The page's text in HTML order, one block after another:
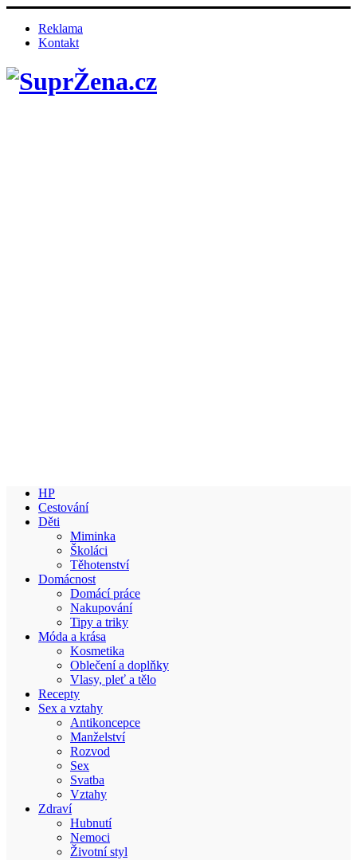
Reklama
Kontakt
HP
Cestování
Děti
Miminka
Školáci
Těhotenství
Domácnost
Domácí práce
Nakupování
Tipy a triky
Móda a krása
Kosmetika
Oblečení a doplňky
Vlasy, pleť a tělo
Recepty
Sex a vztahy
Antikoncepce
Manželství
Rozvod
Sex
Svatba
Vztahy
Zdraví
Hubnutí
Nemoci
Životní styl